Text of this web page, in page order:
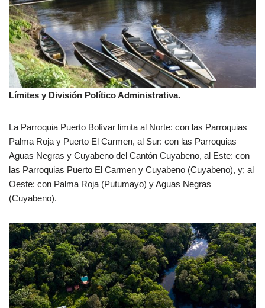
Límites y División Político Administrativa.
La Parroquia Puerto Bolívar limita al Norte: con las Parroquias
Palma Roja y Puerto El Carmen, al Sur: con las Parroquias
Aguas Negras y Cuyabeno del Cantón Cuyabeno, al Este: con
las Parroquias Puerto El Carmen y Cuyabeno (Cuyabeno), y; al
Oeste: con Palma Roja (Putumayo) y Aguas Negras
(Cuyabeno).